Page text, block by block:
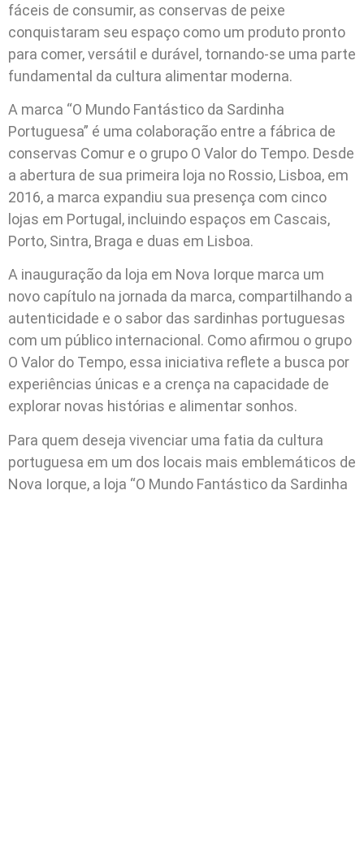
fáceis de consumir, as conservas de peixe
conquistaram seu espaço como um produto pronto
para comer, versátil e durável, tornando-se uma parte
fundamental da cultura alimentar moderna.
A marca “O Mundo Fantástico da Sardinha
Portuguesa” é uma colaboração entre a fábrica de
conservas Comur e o grupo O Valor do Tempo. Desde
a abertura de sua primeira loja no Rossio, Lisboa, em
2016, a marca expandiu sua presença com cinco
lojas em Portugal, incluindo espaços em Cascais,
Porto, Sintra, Braga e duas em Lisboa.
A inauguração da loja em Nova Iorque marca um
novo capítulo na jornada da marca, compartilhando a
autenticidade e o sabor das sardinhas portuguesas
com um público internacional. Como afirmou o grupo
O Valor do Tempo, essa iniciativa reflete a busca por
experiências únicas e a crença na capacidade de
explorar novas histórias e alimentar sonhos.
Para quem deseja vivenciar uma fatia da cultura
portuguesa em um dos locais mais emblemáticos de
Nova Iorque, a loja “O Mundo Fantástico da Sardinha